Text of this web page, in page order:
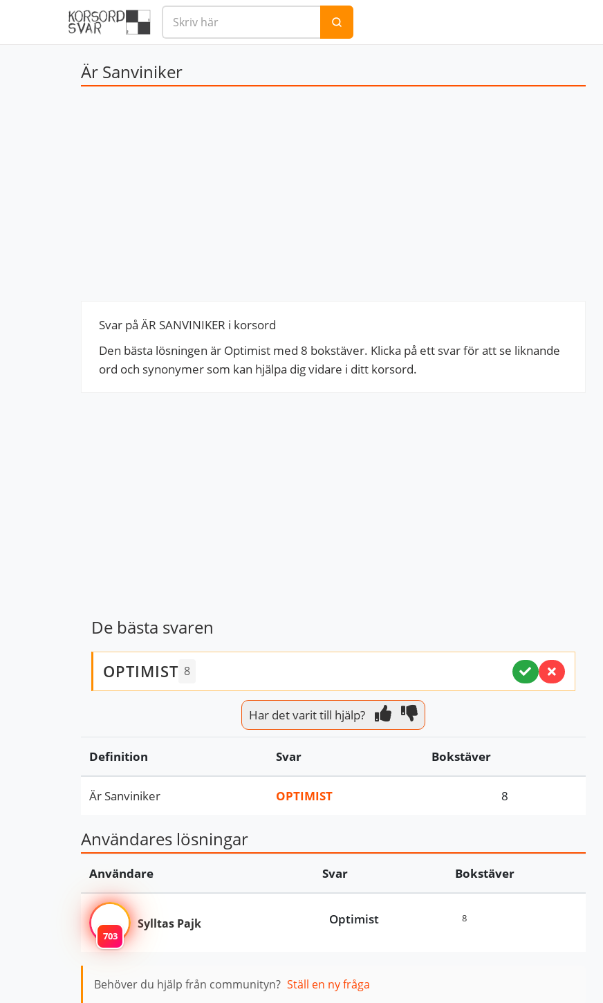
Är Sanviniker
Svar på ÄR SANVINIKER i korsord
Den bästa lösningen är Optimist med 8 bokstäver. Klicka på ett svar för att se liknande
ord och synonymer som kan hjälpa dig vidare i ditt korsord.
De bästa svaren
OPTIMIST 8
Har det varit till hjälp?
Definition Svar Bokstäver
Är Sanviniker OPTIMIST 8
Användares lösningar
Användare Svar Bokstäver
703
Sylltas Pajk Optimist 8
Behöver du hjälp från communityn? Ställ en ny fråga